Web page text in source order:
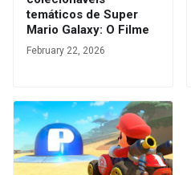
temáticos de Super
Mario Galaxy: O Filme
February 22, 2026